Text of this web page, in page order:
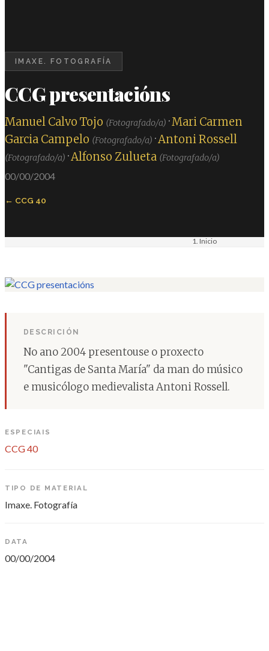
IMAXE. FOTOGRAFÍA
CCG presentacións
Manuel Calvo Tojo (Fotografado/a) ·Mari Carmen
Garcia Campelo (Fotografado/a) ·Antoni Rossell
(Fotografado/a) ·Alfonso Zulueta (Fotografado/a)
00/00/2004
CCG 40
Inicio
DESCRICIÓN
No ano 2004 presentouse o proxecto
"Cantigas de Santa María" da man do músico
e musicólogo medievalista Antoni Rossell.
ESPECIAIS
CCG 40
TIPO DE MATERIAL
Imaxe. Fotografía
DATA
00/00/2004